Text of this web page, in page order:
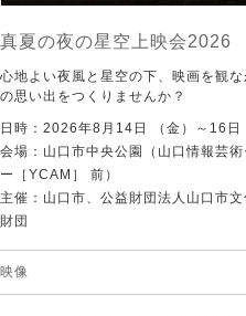
真夏の夜の星空上映会2026
心地よい夜風と星空の下、映画を観な
の思い出をつくりませんか？
日時：2026年8月14日 （金）～16日
会場：山口市中央公園（山口情報芸術
ー［YCAM］ 前）
主催：山口市、公益財団法人山口市
財団
映像